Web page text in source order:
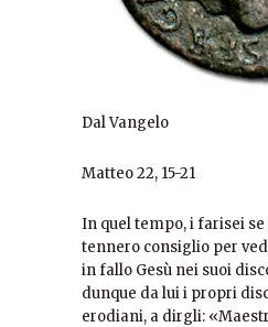
Dal Vangelo
Matteo 22, 15-21
In quel tempo, i farisei
tennero consiglio per
in fallo Gesù nei suoi
dunque da lui i propri
erodiani, a dirgli: